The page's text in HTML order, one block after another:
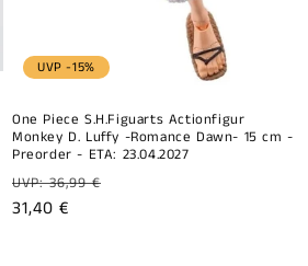
UVP -15%
One Piece S.H.Figuarts Actionfigur
Monkey D. Luffy -Romance Dawn- 15 cm -
Preorder - ETA: 23.04.2027
Prix
habituel
UVP: 36,99 €
Prix
31,40 €